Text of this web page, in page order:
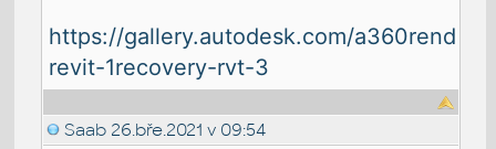
https://gallery.autodesk.com/
revit-1recovery-rvt-3
Saab 26.bře.2021 v 09:54